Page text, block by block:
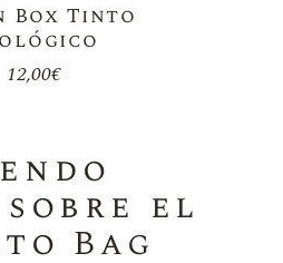
Box Tinto
12,00€
el
Bag